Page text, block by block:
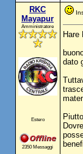
RKC
Mayapur
Amministratore
Estero
2350 Messaggi
Hare
dato